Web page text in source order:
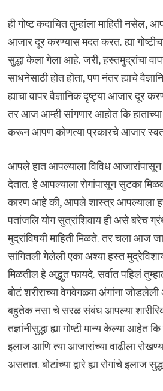
ही गोष्ट कदाचित तुम्हांला माहिती
आजार दूर करण्यास मदत करत. ह्या
सुद्धा केला गेला आहे. जरी, हस्तमुद्रांचा
साधनेसाठी होत होता, पण नंतर ह्याचे
ह्याचा वापर वैज्ञानिक दृष्ट्या आजार दूर
तर आज आम्ही सांगणार आहोत कि हाताच्या
करून आपण कोणत्या प्रकारचे आजार
आपले हात आपल्याला विविध आजारांपासून
देतात. हे आपल्याला रोगांपासून सुटका
कारण आहे की, आपले शास्त्र आपल्याला
पतांजलि योग सुत्रांशिवाय ही असे बरेच
मुद्रांविषयी माहिती मिळते. तर चला आज
सांगितली गेलेली एका अश्या हस्त
मिळतील हे अद्भुत फायदे. सर्वात पहिलं
बोटं शरीराच्या वेगवेगळ्या अंगांना
बहुतेक नसा चे सरळ संबंध आपल्या
तज्ञांनीसुद्धा ह्या गोष्टी मान्य केल्या आहेत
इलाज आणि त्या आजारांच्या वाढीला
असतात. बोटांच्या द्वारे ह्या रोगांचे इलाज